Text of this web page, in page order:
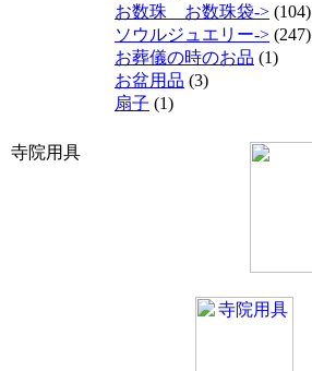
お数珠 お数珠袋-> (104)
ソウルジュエリー-> (247)
お葬儀の時のお品 (1)
お盆用品 (3)
扇子 (1)
寺院用具